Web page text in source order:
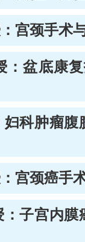
宫颈手术
：盆底康
妇科肿瘤
宫颈癌手
：子宫内